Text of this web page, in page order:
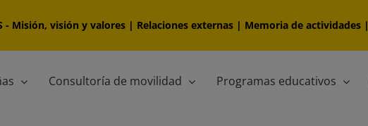
- Misión, visión y valores| Relaciones externas| Memoria de actividades|
Consultoría de movilidad Programas educativos